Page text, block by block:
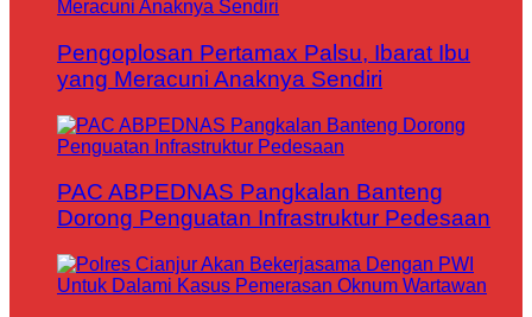
Pengoplosan Pertamax Palsu, Ibarat Ibu
yang Meracuni Anaknya Sendiri
PAC ABPEDNAS Pangkalan Banteng
Dorong Penguatan Infrastruktur Pedesaan